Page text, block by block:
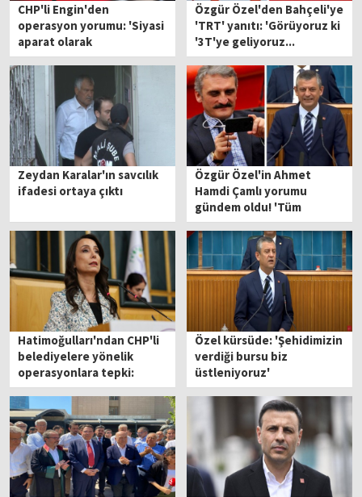
CHP'li Engin'den
operasyon yorumu: 'Siyasi
aparat olarak
kullanıyorlar'
Özgür Özel'den Bahçeli'ye
'TRT' yanıtı: 'Görüyoruz ki
'3T'ye geliyoruz...
Zeydan Karalar'ın savcılık
ifadesi ortaya çıktı
Özgür Özel'in Ahmet
Hamdi Çamlı yorumu
gündem oldu! 'Tüm
Yeliz'lerden özür
diliyorum'
Hatimoğulları'ndan CHP'li
belediyelere yönelik
operasyonlara tepki:
'Barış umuduna gölge
düşürüyor'
Özel kürsüde: 'Şehidimizin
verdiği bursu biz
üstleniyoruz'